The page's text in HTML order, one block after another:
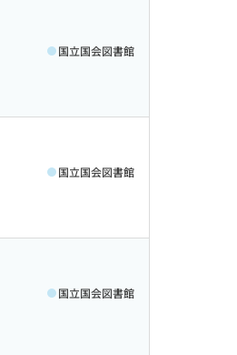
国立国会図書館
国立国会図書館
国立国会図書館